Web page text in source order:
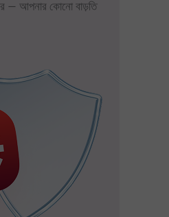
— আপনার কোনো বাড়তি